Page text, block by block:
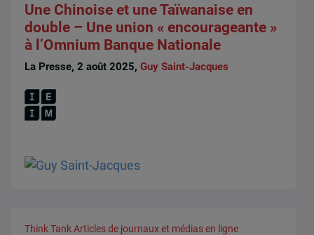
Une Chinoise et une Taïwanaise en
double – Une union « encourageante »
à l’Omnium Banque Nationale
La Presse, 2 août 2025,Guy Saint-Jacques
Think TankArticles de journaux et médias en ligne